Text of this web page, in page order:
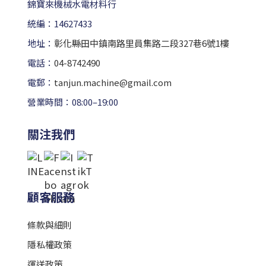
錦寶來機械水電材料行
統編：14627433
地址： 彰化縣田中鎮南路里員集路二段327巷6號1樓
電話： 04-8742490
電郵： tanjun.machine@gmail.com
營業時間：08:00–19:00
關注我們
顧客服務
條款與細則
隱私權政策